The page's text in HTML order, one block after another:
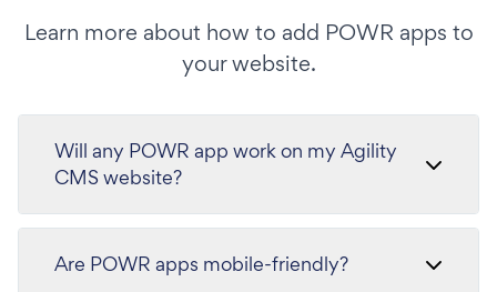
Learn more about how to add POWR apps to
your website.
Will any POWR app work on my Agility
CMS website?
Are POWR apps mobile-friendly?